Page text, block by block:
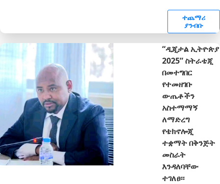
ተጨማሪ
ያንብቡ
“ዲጂታል ኢትዮጵያ
2025” ስትራቴጂ
በመተግበር
የተመዘገቡ
ውጤቶችን
አስተማማኝ
ለማድረግ
የቴክኖሎጂ
ተቋማት በቅንጅት
መስራት
እንዳለባቸው
ተገለፀ፡፡